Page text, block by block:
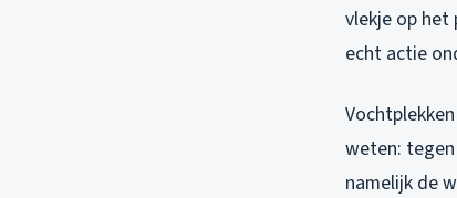
vlekje op het
echt actie
weten:
namelijk de